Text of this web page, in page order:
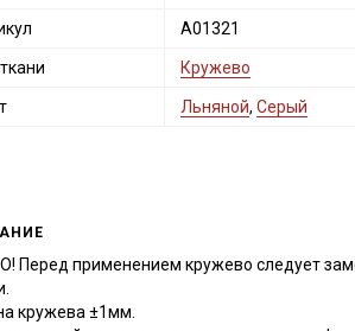
А01321
Кружево
Льняной, Серый
Перед применением кружево следует
кружева ±1мм.